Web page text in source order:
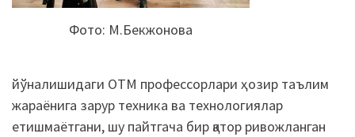
Фото: М.Бекжонова
йўналишидаги ОТМ профессорлари ҳозир таълим
жараёнига зарур техника ва технологиялар
етишмаётгани, шу пайтгача бир қатор ривожланган